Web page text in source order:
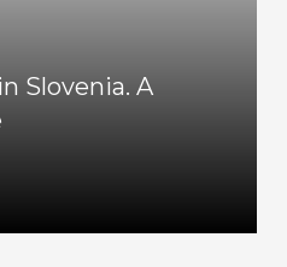
Slovenia. A